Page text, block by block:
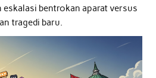
eskalasi bentrokan aparat versus
tragedi baru.